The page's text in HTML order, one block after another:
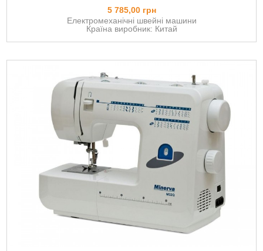
5 785,00 грн
Електромеханічні швейні машини
Країна виробник: Китай